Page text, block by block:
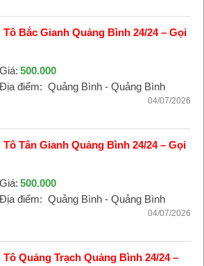
Bắc Gianh Quảng Bình 24/24 – Gọi
Giá: 500.000
Địa điểm: Quảng Bình - Quảng Bình
04/07/2026
Tân Gianh Quảng Bình 24/24 – Gọi
Giá: 500.000
Địa điểm: Quảng Bình - Quảng Bình
04/07/2026
Quảng Trạch Quảng Bình 24/24 –